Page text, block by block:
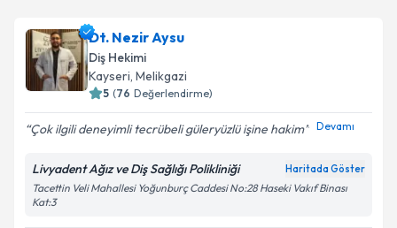
Dt. Nezir Aysu
Diş Hekimi
Kayseri, Melikgazi
5 (76 Değerlendirme)
Çok ilgili deneyimli tecrübeli güleryüzlü işine hakim Devamı
Livyadent Ağız ve Diş Sağlığı Polikliniği Haritada Göster
Tacettin Veli Mahallesi Yoğunburç Caddesi No:28 Haseki Vakıf Binası
Kat:3